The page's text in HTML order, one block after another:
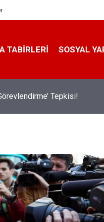
TABIRLERI SOSYAL
Tepkisi!